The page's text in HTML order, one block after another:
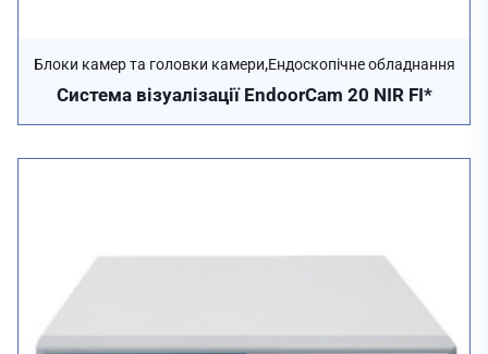
Блоки камер та головки камери,Ендоскопічне обладнання
Система візуалізації EndoorCam 20 NIR FI*